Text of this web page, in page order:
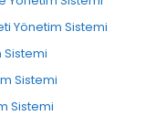
Yönetim Sistemi
Sistemi
Sistemi
Sistemi